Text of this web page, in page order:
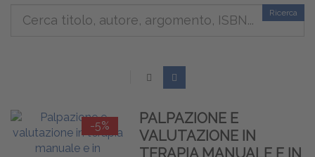
Ricerca
-5%
PALPAZIONE E
VALUTAZIONE IN
TERAPIA MANUALE E IN